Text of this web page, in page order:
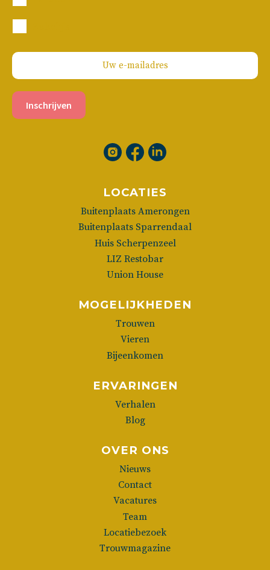
Inschrijven
LOCATIES
Buitenplaats Amerongen
Buitenplaats Sparrendaal
Huis Scherpenzeel
LIZ Restobar
Union House
MOGELIJKHEDEN
Trouwen
Vieren
Bijeenkomen
ERVARINGEN
Verhalen
Blog
OVER ONS
Nieuws
Contact
Vacatures
Team
Locatiebezoek
Trouwmagazine